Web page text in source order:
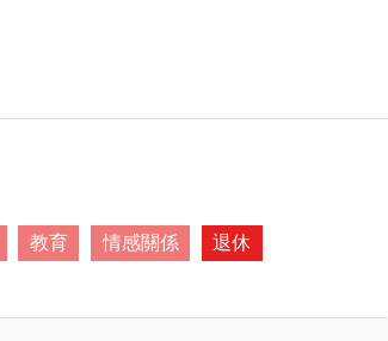
教育 情感關係 退休